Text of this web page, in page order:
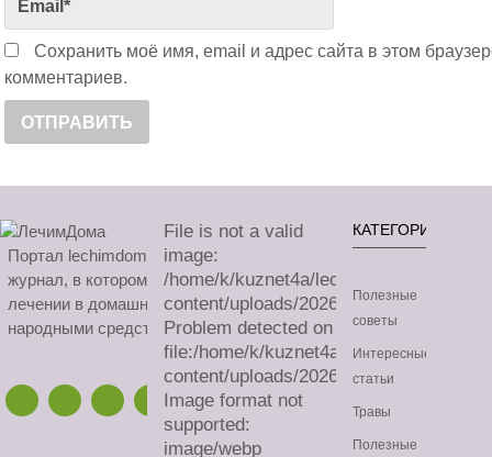
Сохранить моё имя, email и адрес сайта в этом
комментариев.
Портал lechimdoma.com - это онлайн-
журнал, в котором можно узнать все о
лечении в домашних условиях
народными средствами.
File is not a valid
image:
/home/k/kuznet4a/lechimdoma.com/
content/uploads/2026/08/sa.avif
Problem detected on
file:/home/k/kuznet4a/
content/uploads/2026/08/sa.avif
Image format not
supported:
image/webp
КАТЕГОРИИ
Полезные
советы
Интересные
статьи
Травы
Полезные